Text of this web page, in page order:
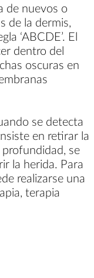
de nuevos o
de la dermis,
‘ABCDE’. El
dentro del
oscuras en
se detecta
en retirar la
se
la herida. Para
realizarse una
terapia